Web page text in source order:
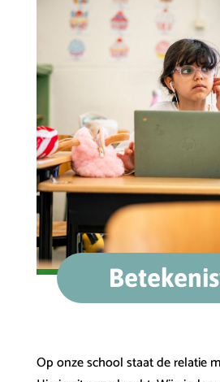
Op onze school staat de relatie